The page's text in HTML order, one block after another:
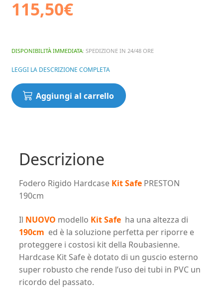
115,50€
DISPONIBILITÀ IMMEDIATA: SPEDIZIONE IN 24/48 ORE
LEGGI LA DESCRIZIONE COMPLETA
Fodero
Rigido
PRESTON
190cm
Aggiungi al carrello
Descrizione
Fodero Rigido Hardcase Kit Safe PRESTON
190cm
Il NUOVO modello Kit Safe ha una altezza di
190cm ed è la soluzione perfetta per riporre e
proteggere i costosi kit della Roubasienne.
Hardcase Kit Safe è dotato di un guscio esterno
super robusto che rende l’uso dei tubi in PVC un
ricordo del passato.